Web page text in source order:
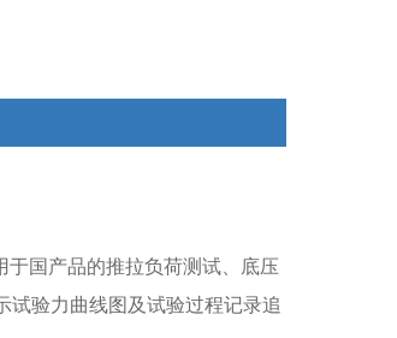
于国产品的推拉负荷测试、底压
试验力曲线图及试验过程记录追